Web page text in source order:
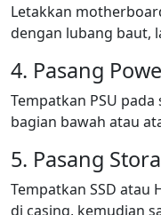
Letakkan
dengan lubang baut,
4. Pasang
Tempatkan PSU
bagian bawah atau
5. Pasang
Tempatkan SSD atau
di casing, kemudian